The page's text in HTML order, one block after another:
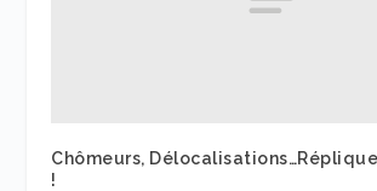
Chômeurs,
!